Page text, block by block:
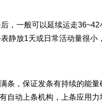
，一般可以延续运走
静放1天或日常活动量很
条，保证发条有持续的能
自动上条机构，上条应用